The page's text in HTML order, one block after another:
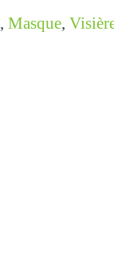
, Masque,